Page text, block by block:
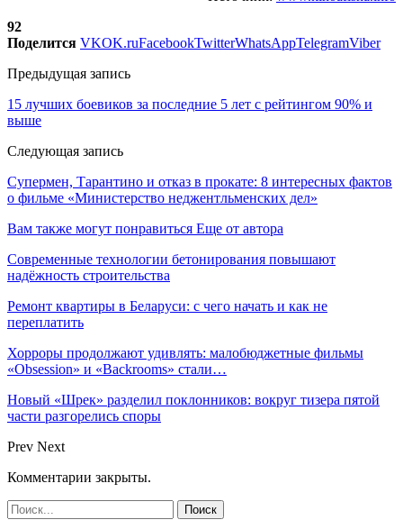
92
Поделится VKOK.ruFacebookTwitterWhatsAppTelegramViber
Предыдущая запись
15 лучших боевиков за последние 5 лет с рейтингом 90% и
выше
Следующая запись
Супермен, Тарантино и отказ в прокате: 8 интересных фактов
о фильме «Министерство неджентльменских дел»
Вам также могут понравиться Еще от автора
Современные технологии бетонирования повышают
надёжность строительства
Ремонт квартиры в Беларуси: с чего начать и как не
переплатить
Хорроры продолжают удивлять: малобюджетные фильмы
«Obsession» и «Backrooms» стали…
Новый «Шрек» разделил поклонников: вокруг тизера пятой
части разгорелись споры
Prev Next
Комментарии закрыты.